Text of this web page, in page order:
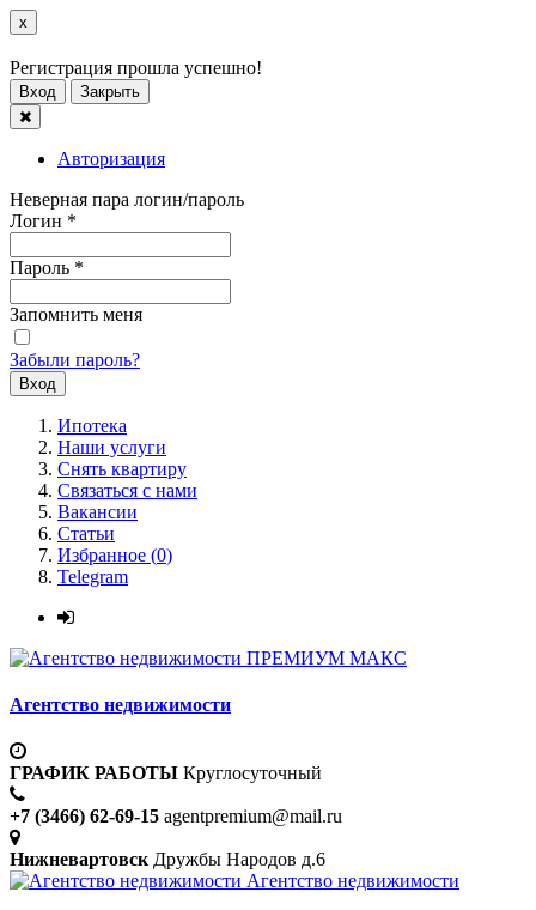
x
Регистрация прошла успешно!
Вход Закрыть
Авторизация
Неверная пара логин/пароль
Логин *
Пароль *
Запомнить меня
Забыли пароль?
Ипотека
Наши услуги
Снять квартиру
Связаться с нами
Вакансии
Статьи
Избранное (0)
Telegram
ПРЕМИУМ МАКС
Агентство недвижимости
ГРАФИК РАБОТЫ Круглосуточный
+7 (3466) 62-69-15 agentpremium@mail.ru
Нижневартовск Дружбы Народов д.6
Агентство недвижимости